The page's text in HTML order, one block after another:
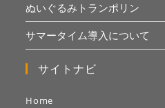
ぬいぐるみトランポリン
サマータイム導入について
サイトナビ
Home